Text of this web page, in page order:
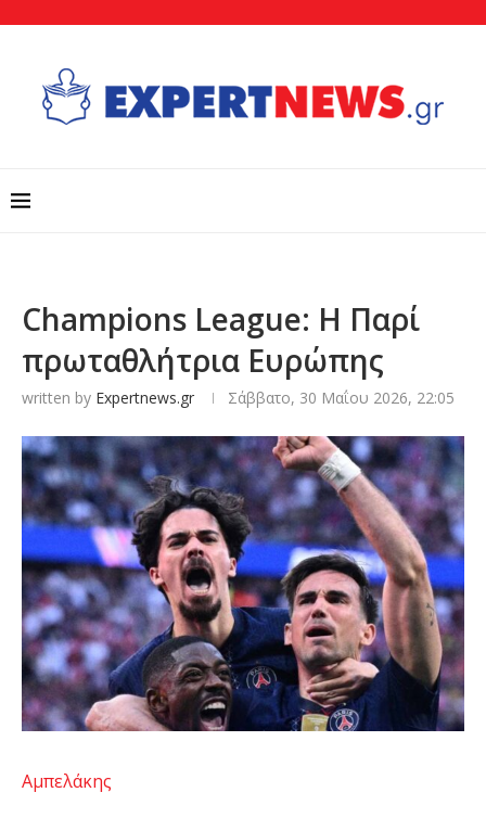
Champions League: Η Παρί
πρωταθλήτρια Ευρώπης
written by Expertnews.gr Σάββατο, 30 Μαΐου 2026, 22:05
Αμπελάκης